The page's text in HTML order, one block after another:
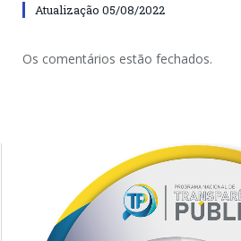
Atualização 05/08/2022
Os comentários estão fechados.